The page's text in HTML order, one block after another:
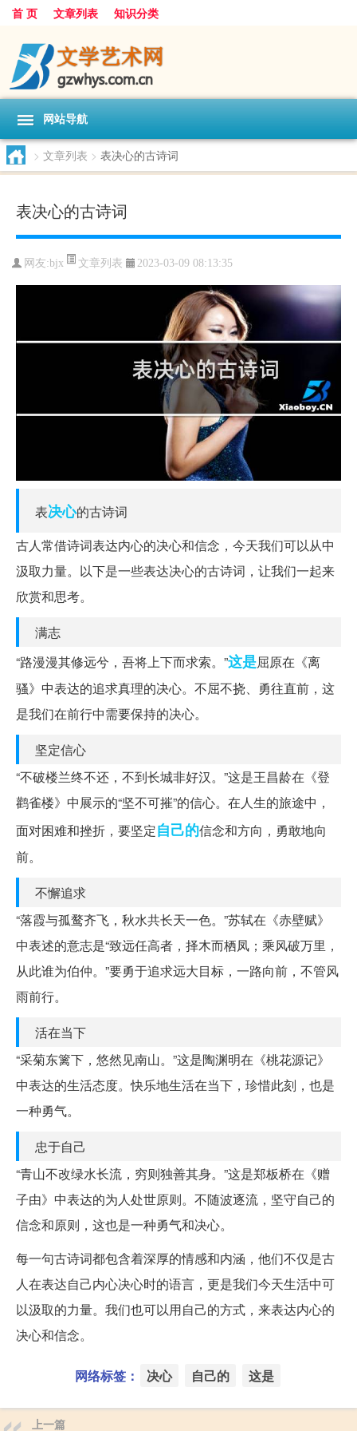
首 页 文章列表 知识分类
网站导航
> 文章列表 > 表决心的古诗词
表决心的古诗词
网友:bjx 文章列表 2023-03-09 08:13:35
表决心的古诗词
古人常借诗词表达内心的决心和信念，今天我们可以从中
汲取力量。以下是一些表达决心的古诗词，让我们一起来
欣赏和思考。
满志
“路漫漫其修远兮，吾将上下而求索。”这是屈原在《离
骚》中表达的追求真理的决心。不屈不挠、勇往直前，这
是我们在前行中需要保持的决心。
坚定信心
“不破楼兰终不还，不到长城非好汉。”这是王昌龄在《登
鹳雀楼》中展示的“坚不可摧”的信心。在人生的旅途中，
面对困难和挫折，要坚定自己的信念和方向，勇敢地向
前。
不懈追求
“落霞与孤鹜齐飞，秋水共长天一色。”苏轼在《赤壁赋》
中表述的意志是“致远任高者，择木而栖凤；乘风破万里，
从此谁为伯仲。”要勇于追求远大目标，一路向前，不管风
雨前行。
活在当下
“采菊东篱下，悠然见南山。”这是陶渊明在《桃花源记》
中表达的生活态度。快乐地生活在当下，珍惜此刻，也是
一种勇气。
忠于自己
“青山不改绿水长流，穷则独善其身。”这是郑板桥在《赠
子由》中表达的为人处世原则。不随波逐流，坚守自己的
信念和原则，这也是一种勇气和决心。
每一句古诗词都包含着深厚的情感和内涵，他们不仅是古
人在表达自己内心决心时的语言，更是我们今天生活中可
以汲取的力量。我们也可以用自己的方式，来表达内心的
决心和信念。
网络标签： 决心 自己的 这是
上一篇